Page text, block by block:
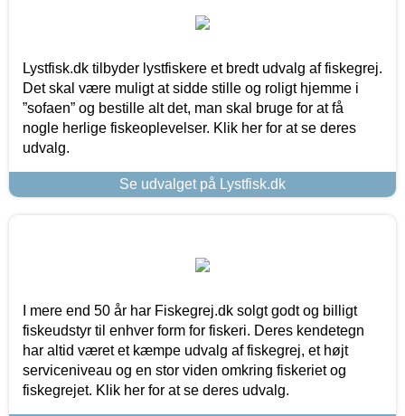
Lystfisk.dk tilbyder lystfiskere et bredt udvalg af fiskegrej.
Det skal være muligt at sidde stille og roligt hjemme i
”sofaen” og bestille alt det, man skal bruge for at få
nogle herlige fiskeoplevelser. Klik her for at se deres
udvalg.
Se udvalget på Lystfisk.dk
I mere end 50 år har Fiskegrej.dk solgt godt og billigt
fiskeudstyr til enhver form for fiskeri. Deres kendetegn
har altid været et kæmpe udvalg af fiskegrej, et højt
serviceniveau og en stor viden omkring fiskeriet og
fiskegrejet. Klik her for at se deres udvalg.